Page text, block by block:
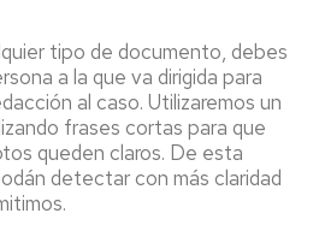
tipo de documento, debes
a la que va dirigida para
al caso. Utilizaremos un
frases cortas para que
queden claros. De esta
detectar con más claridad